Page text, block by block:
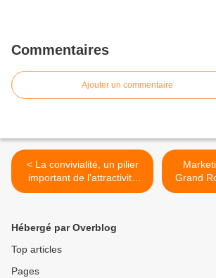
Commentaires
Ajouter un commentaire
< La convivialité, un pilier
important de l'attractivité
des lieux
Grand
Alliance
Hébergé par Overblog
Top articles
Pages